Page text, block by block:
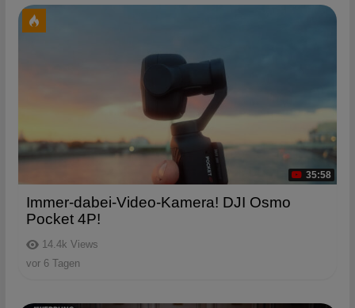
35:58
14.4k Views
Immer-dabei-Video-Kamera! DJI Osmo
Pocket 4P!
vor 6 Tagen